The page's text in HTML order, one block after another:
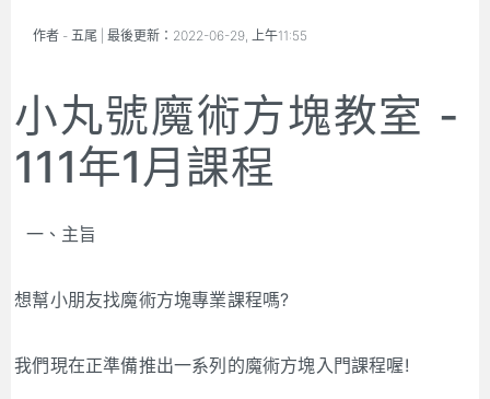
作者 - 五尾 | 最後更新： 2022-06-29, 上午11:55
小丸號魔術方塊教室 -
111年1月課程
一、主旨
想幫小朋友找魔術方塊專業課程嗎?
我們現在正準備推出一系列的魔術方塊入門課程喔!